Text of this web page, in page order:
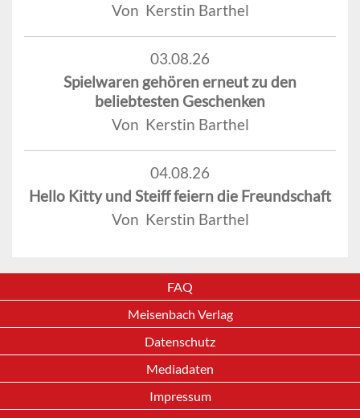
Von Kerstin Barthel
03.08.26
Spielwaren gehören erneut zu den
beliebtesten Geschenken
Von Kerstin Barthel
04.08.26
Hello Kitty und Steiff feiern die Freundschaft
Von Kerstin Barthel
FAQ
Meisenbach Verlag
Datenschutz
Mediadaten
Impressum